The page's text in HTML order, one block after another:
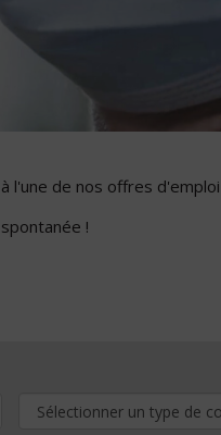
l'une de nos offres
!